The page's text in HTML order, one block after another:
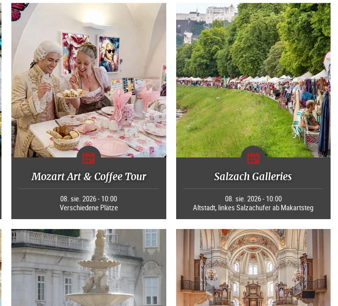
Mozart Art & Coffee Tour
08. sie. 2026 - 10:00
Verschiedene Plätze
Salzach Galleries
08. sie. 2026 - 10:00
Altstadt, linkes Salzachufer ab Makartsteg